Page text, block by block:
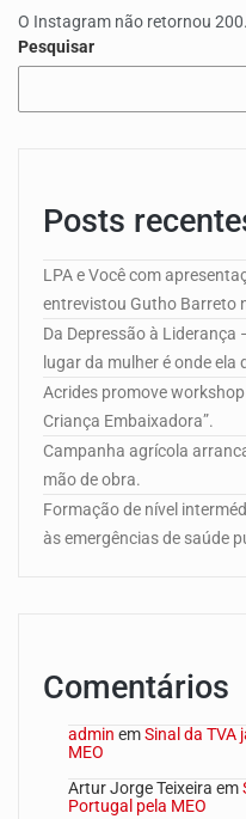
O Instagram não retornou 200.
Pesquisar
Posts
LPA e Você com
entrevistou Gutho Barreto
Da Depressão à Liderança
lugar da mulher é onde ela
Acrides promove workshop
Criança Embaixadora”.
Campanha agrícola
mão de obra.
Formação de nível
às emergências de saúde
Comentários
admin emSinal da TVA
MEO
Artur Jorge Teixeira em
Portugal pela MEO